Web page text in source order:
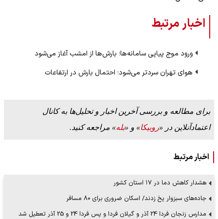
اخبار مرتبط
ورود موج پیاپی سامانه‌ها؛ بارش‌ها از امشب آغاز می‌شود
هوای تهران سردتر می‌شود؛ احتمال بارش در ارتفاعات
برای مطالعه و بررسی آخرین اخبار و تحلیل‌ها به کانال
اعتمادآنلاین در «روبیکا» و «بله» مراجعه کنید.
اخبار مرتبط
هشدار کاهش دما در ۱۷ استان کشور
جاده‌های سبزوار یخ زدند/ اسکان ضروری برای 80 مسافر
مدارس زنجان فردا 24 آذر و گیلان فردا و پس فردا 24 و 25 آذر تعطیل شد